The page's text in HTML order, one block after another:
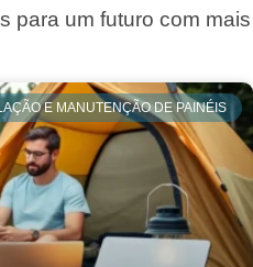
para um futuro com mais
E MANUTENÇÃO DE PAINÉIS